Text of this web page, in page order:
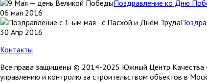
Поздравление ко Дню
06 мая 2016
30 Апр 2016
Контакты
Все права защищены © 2014-2025 Южный Центр Качества -
управлению и контролю за строительством объектов в